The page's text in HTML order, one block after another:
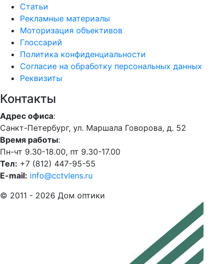
Статьи
Рекламные материалы
Моторизация объективов
Глоссарий
Политика конфиденциальности
Согласие на обработку персональных данных
Реквизиты
Контакты
Адрес офиса:
Санкт-Петербург, ул. Маршала Говорова, д. 52
Время работы:
Пн-чт 9.30-18.00, пт 9.30-17.00
Тел: +7 (812) 447-95-55
E-mail: info@cctvlens.ru
© 2011 - 2026 Дом оптики